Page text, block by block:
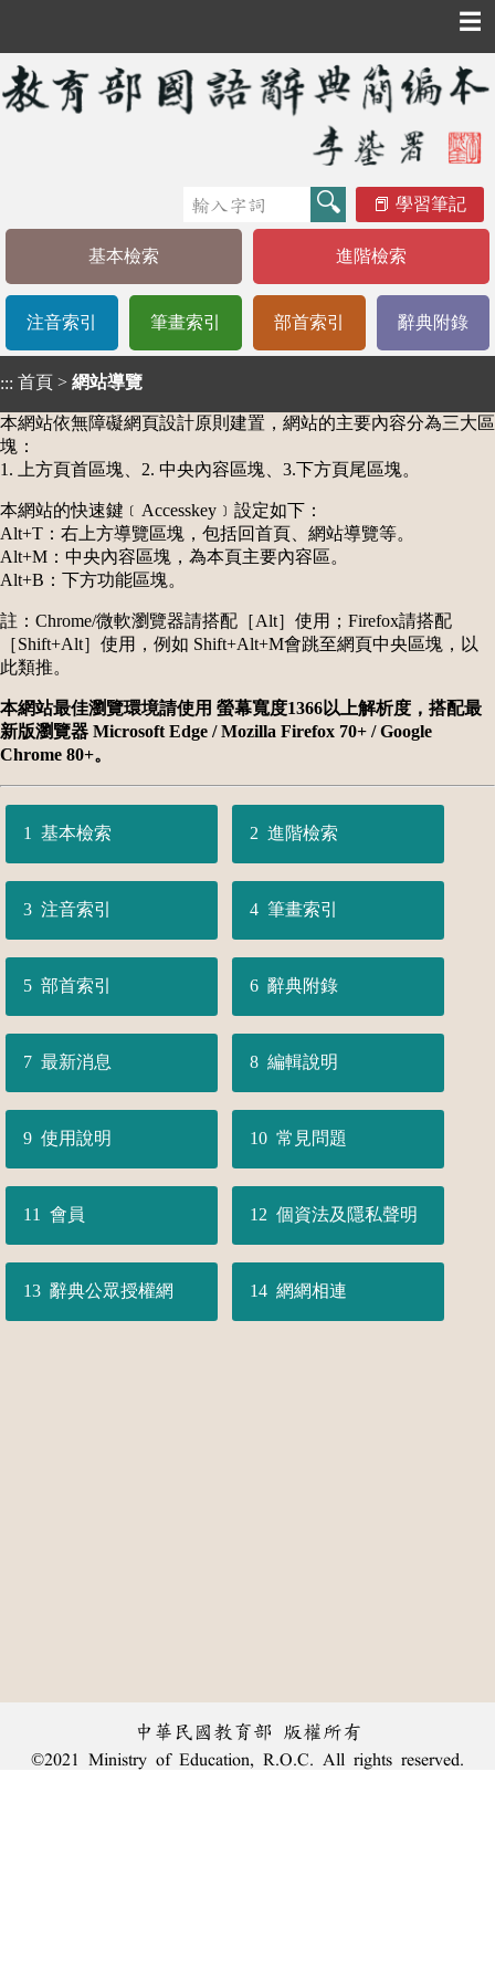
☰
學習筆記
基本檢索 進階檢索
注音索引 筆畫索引 部首索引 辭典附錄
::: 首頁 > 網站導覽
本網站依無障礙網頁設計原則建置，網站的主要內容分為三大區
塊：
1. 上方頁首區塊、2. 中央內容區塊、3.下方頁尾區塊。
本網站的快速鍵﹝Accesskey﹞設定如下：
Alt+T：右上方導覽區塊，包括回首頁、網站導覽等。
Alt+M：中央內容區塊，為本頁主要內容區。
Alt+B：下方功能區塊。
註：Chrome/微軟瀏覽器請搭配［Alt］使用；Firefox請搭配
［Shift+Alt］使用，例如 Shift+Alt+M會跳至網頁中央區塊，以
此類推。
本網站最佳瀏覽環境請使用 螢幕寬度1366以上解析度，搭配最
新版瀏覽器 Microsoft Edge / Mozilla Firefox 70+ / Google
Chrome 80+。
基本檢索 進階檢索
注音索引 筆畫索引
部首索引 辭典附錄
最新消息 編輯說明
使用說明 常見問題
會員 個資法及隱私聲明
辭典公眾授權網 網網相連
中華民國教育部 版權所有
©2021 Ministry of Education, R.O.C. All rights reserved.